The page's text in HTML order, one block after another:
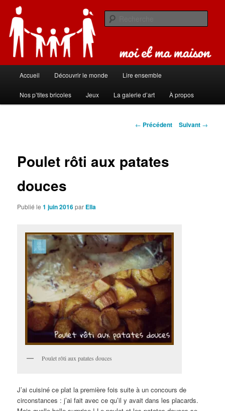
contenu
principalMoi et ma maison
Carnet de bord de famille
principal
Accueil Découvrir le monde Lire ensemble
Nos p’tites bricoles Jeux La galerie d’art À propos
Navigation
← Précédent Suivant →
Poulet rôti aux patates
douces
Publié le1 juin 2016par Ella
Poulet rôti aux patates douces
J’ai cuisiné ce plat la première fois suite à un concours de
circonstances : j’ai fait avec ce qu’il y avait dans les placards.